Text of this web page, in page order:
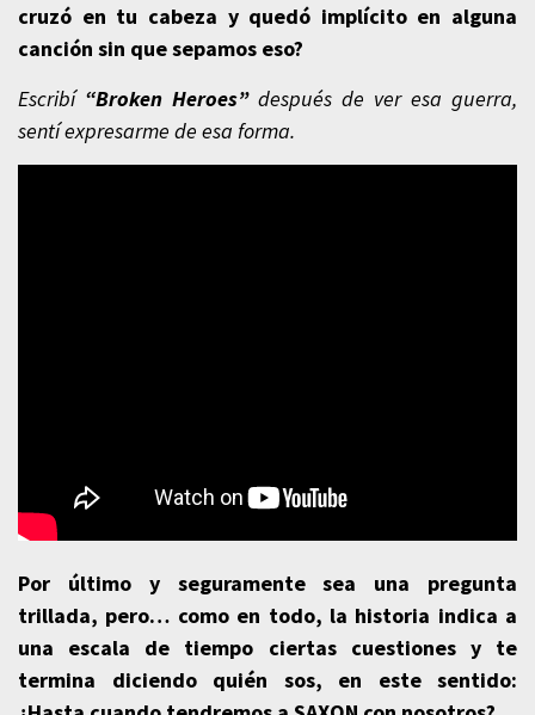
cruzó en tu cabeza y quedó implícito en alguna
canción sin que sepamos eso?
Escribí “Broken Heroes”después de ver esa guerra,
sentí expresarme de esa forma.
Por último y seguramente sea una pregunta
trillada, pero… como en todo, la historia indica a
una escala de tiempo ciertas cuestiones y te
termina diciendo quién sos, en este sentido: